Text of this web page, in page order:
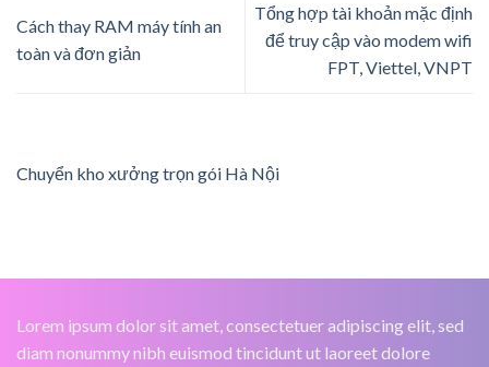
Cách thay RAM máy tính an
toàn và đơn giản
Tổng hợp tài khoản mặc định
để truy cập vào modem wifi
FPT, Viettel, VNPT
Chuyển kho xưởng trọn gói Hà Nội
Lorem ipsum dolor sit amet, consectetuer adipiscing elit, sed
diam nonummy nibh euismod tincidunt ut laoreet dolore